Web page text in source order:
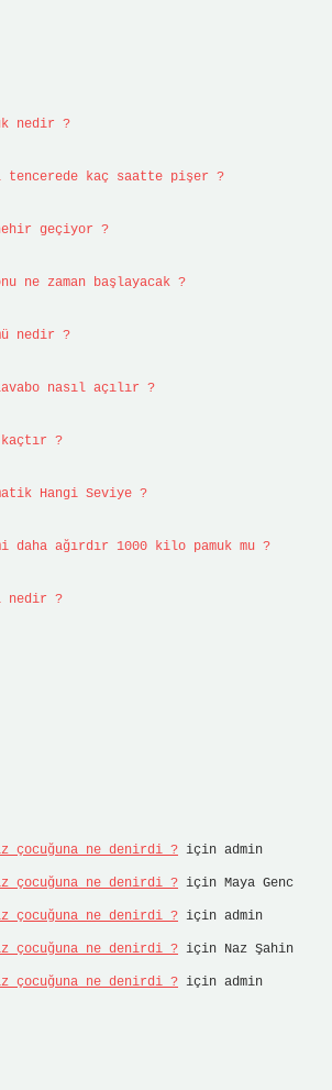
nedir ?
tencerede kaç saatte pişer ?
geçiyor ?
ne zaman başlayacak ?
nedir ?
lavabo nasıl açılır ?
kaçtır ?
Hangi Seviye ?
daha ağırdır 1000 kilo pamuk mu ?
nedir ?
çocuğuna ne denirdi ? için admin
çocuğuna ne denirdi ? için Maya Genc
çocuğuna ne denirdi ? için admin
çocuğuna ne denirdi ? için Naz Şahin
çocuğuna ne denirdi ? için admin